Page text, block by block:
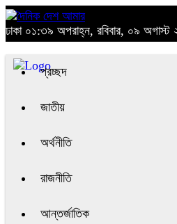
ঢাকা ০১:৩৯ অপরাহ্ন, রবিবার, ০৯ অগাস্ট
প্রচ্ছদ
জাতীয়
অর্থনীতি
রাজনীতি
আন্তর্জাতিক